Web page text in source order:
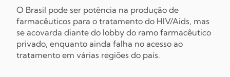
O Brasil pode ser potência na produção de
farmacêuticos para o tratamento do HIV/Aids, mas
se acovarda diante do lobby do ramo farmacêutico
privado, enquanto ainda falha no acesso ao
tratamento em várias regiões do país.